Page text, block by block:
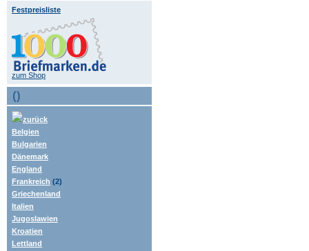
Festpreisliste
zum Shop
()
zurück
Belgien
Bulgarien
Dänemark
England
Frankreich (2)
Griechenland
Italien
Jugoslawien
Kroatien
Lettland